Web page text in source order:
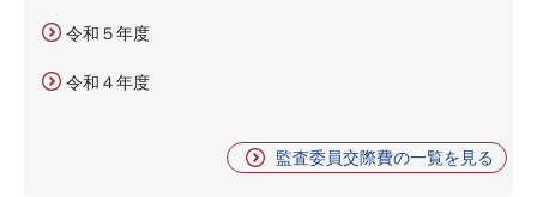
令和５年度
令和４年度
監査委員交際費の一覧を見る